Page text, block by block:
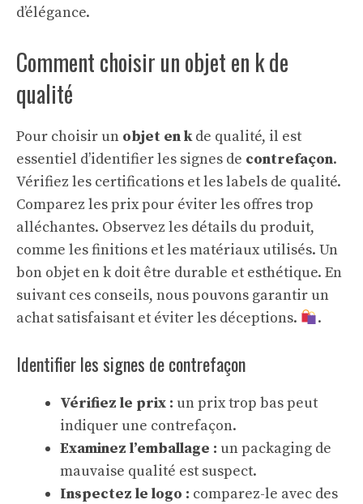
d’élégance.
Comment choisir un objet en k de
qualité
Pour choisir un objet en kde qualité, il est
essentiel d’identifier les signes de contrefaçon.
Vérifiez les certifications et les labels de qualité.
Comparez les prix pour éviter les offres trop
alléchantes. Observez les détails du produit,
comme les finitions et les matériaux utilisés. Un
bon objet en k doit être durable et esthétique. En
suivant ces conseils, nous pouvons garantir un
achat satisfaisant et éviter les déceptions.
.
Identifier les signes de contrefaçon
Vérifiez le prix : un prix trop bas peut
indiquer une contrefaçon.
Examinez l’emballage : un packaging de
mauvaise qualité est suspect.
Inspectez le logo : comparez-le avec des